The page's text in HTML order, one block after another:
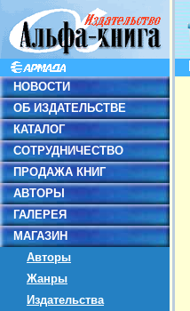
НОВОСТИ
ОБ ИЗДАТЕЛЬСТВЕ
КАТАЛОГ
СОТРУДНИЧЕСТВО
ПРОДАЖА КНИГ
АВТОРЫ
ГАЛЕРЕЯ
МАГАЗИН
Авторы
Жанры
Издательства